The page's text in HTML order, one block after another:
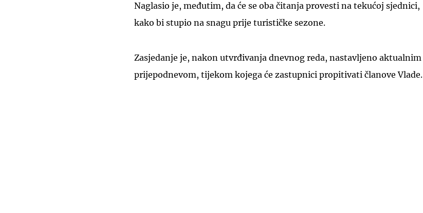
Naglasio je, međutim, da će se oba čitanja provesti na tekućoj sjednici,
kako bi stupio na snagu prije turističke sezone.
Zasjedanje je, nakon utvrđivanja dnevnog reda, nastavljeno aktualnim
prijepodnevom, tijekom kojega će zastupnici propitivati članove Vlade.